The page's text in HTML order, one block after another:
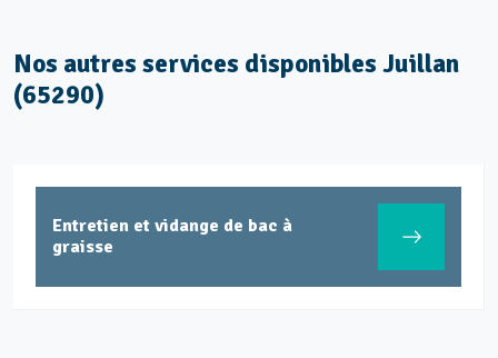
Nos autres services disponibles Juillan
(65290)
Entretien et vidange de bac à
graisse